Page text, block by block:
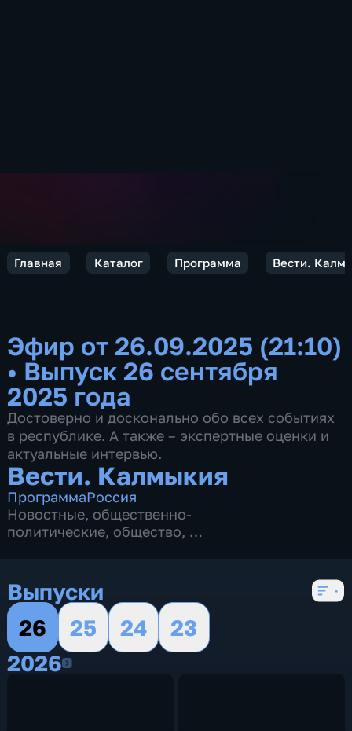
Главная Каталог Программа Вести.
Эфир от 26.09.2025 (21:10)
• Выпуск 26 сентября
2025 года
Достоверно и досконально обо всех событиях
в республике. А также – экспертные оценки и
актуальные интервью.
Вести. Калмыкия
ПрограммаРоссия
Новостные, общественно-
политические, общество,
Выпуски
26
25 24
23
20262026